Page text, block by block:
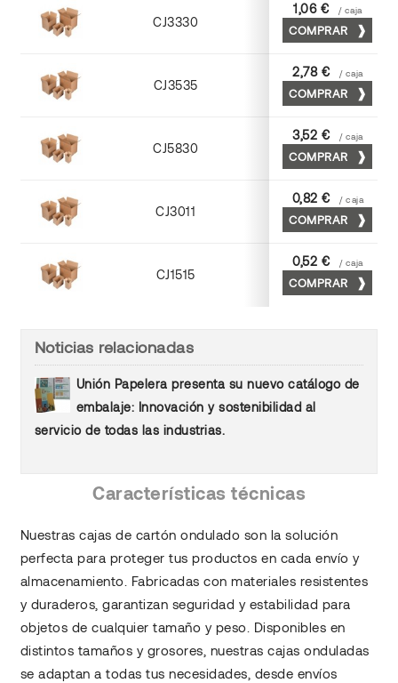
CJ3330
Kraft
1,06 € / caja
COMPRAR
CJ3535
Cuero
2,78 € / caja
COMPRAR
CJ5830
Cuero
3,52 € / caja
COMPRAR
CJ3011
Kraft
0,82 € / caja
COMPRAR
CJ1515
Kraft
0,52 € / caja
COMPRAR
Noticias relacionadas
Unión Papelera presenta su nuevo catálogo de
embalaje: Innovación y sostenibilidad al
servicio de todas las industrias.
Características técnicas
Nuestras cajas de cartón ondulado son la solución
perfecta para proteger tus productos en cada envío y
almacenamiento. Fabricadas con materiales resistentes
y duraderos, garantizan seguridad y estabilidad para
objetos de cualquier tamaño y peso. Disponibles en
distintos tamaños y grosores, nuestras cajas onduladas
se adaptan a todas tus necesidades, desde envíos